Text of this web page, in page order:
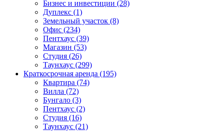
Бизнес и инвестиции (28)
Дуплекс (1)
Земельный участок (8)
Офис (234)
Пентхаус (39)
Магазин (53)
Студия (26)
Таунхаус (299)
Краткосрочная аренда (195)
Квартира (74)
Вилла (72)
Бунгало (3)
Пентхаус (2)
Студия (16)
Таунхаус (21)